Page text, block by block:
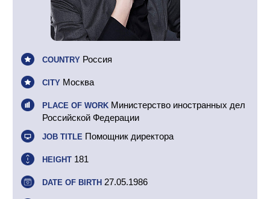
COUNTRY Россия
CITY Москва
PLACE OF WORK Министерство иностранных дел
Российской Федерации
JOB TITLE Помощник директора
HEIGHT 181
DATE OF BIRTH 27.05.1986